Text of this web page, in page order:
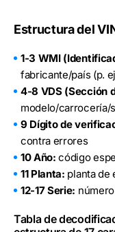
Estructura del
1-3 WMI
fabricante/país (p.
4-8 VDS (Sección
modelo/carrocería/
9 Dígito de
contra errores
10 Año: código
11 Planta: planta de
12-17 Serie:
Tabla de